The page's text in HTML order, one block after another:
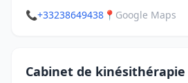
📞+33238649438 📍 Google Maps
Cabinet de kinésithérapie